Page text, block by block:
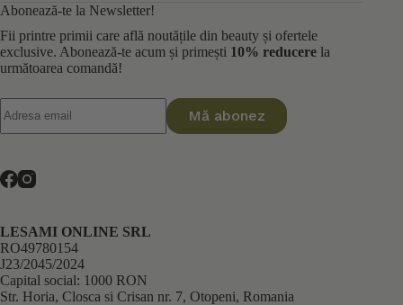
Abonează-te la Newsletter!
Fii printre primii care află noutățile din beauty și ofertele
exclusive. Abonează-te acum și primești 10% reducere la
următoarea comandă!
Mă abonez
LESAMI ONLINE SRL
RO49780154
J23/2045/2024
Capital social: 1000 RON
Str. Horia, Closca si Crisan nr. 7, Otopeni, Romania